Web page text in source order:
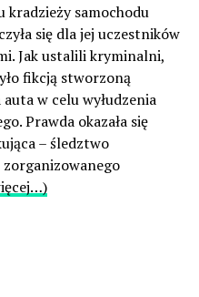
kradzieży samochodu
się dla jej uczestników
Jak ustalili kryminalni,
fikcją stworzoną
w celu wyłudzenia
Prawda okazała się
– śledztwo